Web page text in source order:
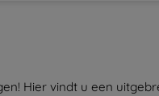
Hier vindt u een